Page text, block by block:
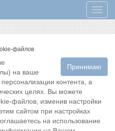
Меню
файлов
Принимаю
на ваше
контента, а
целях. Вы можете
файлов, изменив настройки
сайтом при настройках
на использование